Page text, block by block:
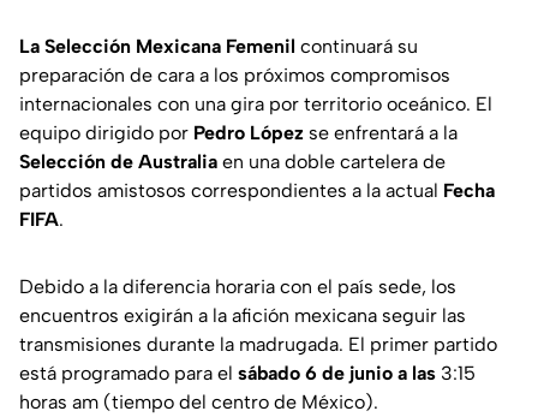
La Selección Mexicana Femenil continuará su
preparación de cara a los próximos compromisos
internacionales con una gira por territorio oceánico. El
equipo dirigido por Pedro López se enfrentará a la
Selección de Australia en una doble cartelera de
partidos amistosos correspondientes a la actual Fecha
FIFA.
Debido a la diferencia horaria con el país sede, los
encuentros exigirán a la afición mexicana seguir las
transmisiones durante la madrugada. El primer partido
está programado para el sábado 6 de junio a las 3:15
horas am (tiempo del centro de México).